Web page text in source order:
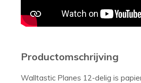
Productomschrijving
Walltastic Planes 12-delig is